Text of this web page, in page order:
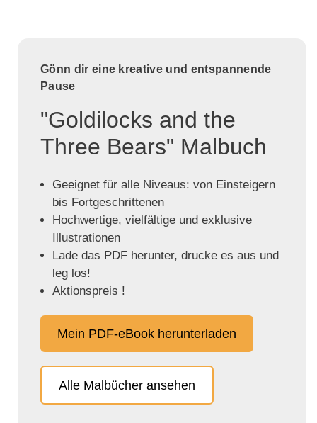
Gönn dir eine kreative und entspannende
Pause
"Goldilocks and the
Three Bears" Malbuch
Geeignet für alle Niveaus: von Einsteigern
bis Fortgeschrittenen
Hochwertige, vielfältige und exklusive
Illustrationen
Lade das PDF herunter, drucke es aus und
leg los!
Aktionspreis !
Mein PDF-eBook herunterladen
Alle Malbücher ansehen